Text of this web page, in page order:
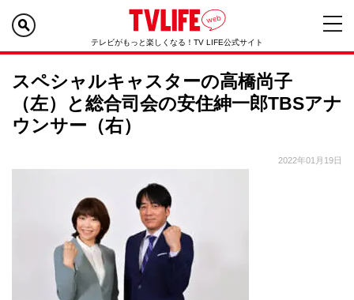
テレビがもっと楽しくなる！TV LIFE公式サイト
スペシャルキャスターの高橋尚子
（左）と総合司会の安住紳一郎TBSアナ
ウンサー（右）
2022年01月19日